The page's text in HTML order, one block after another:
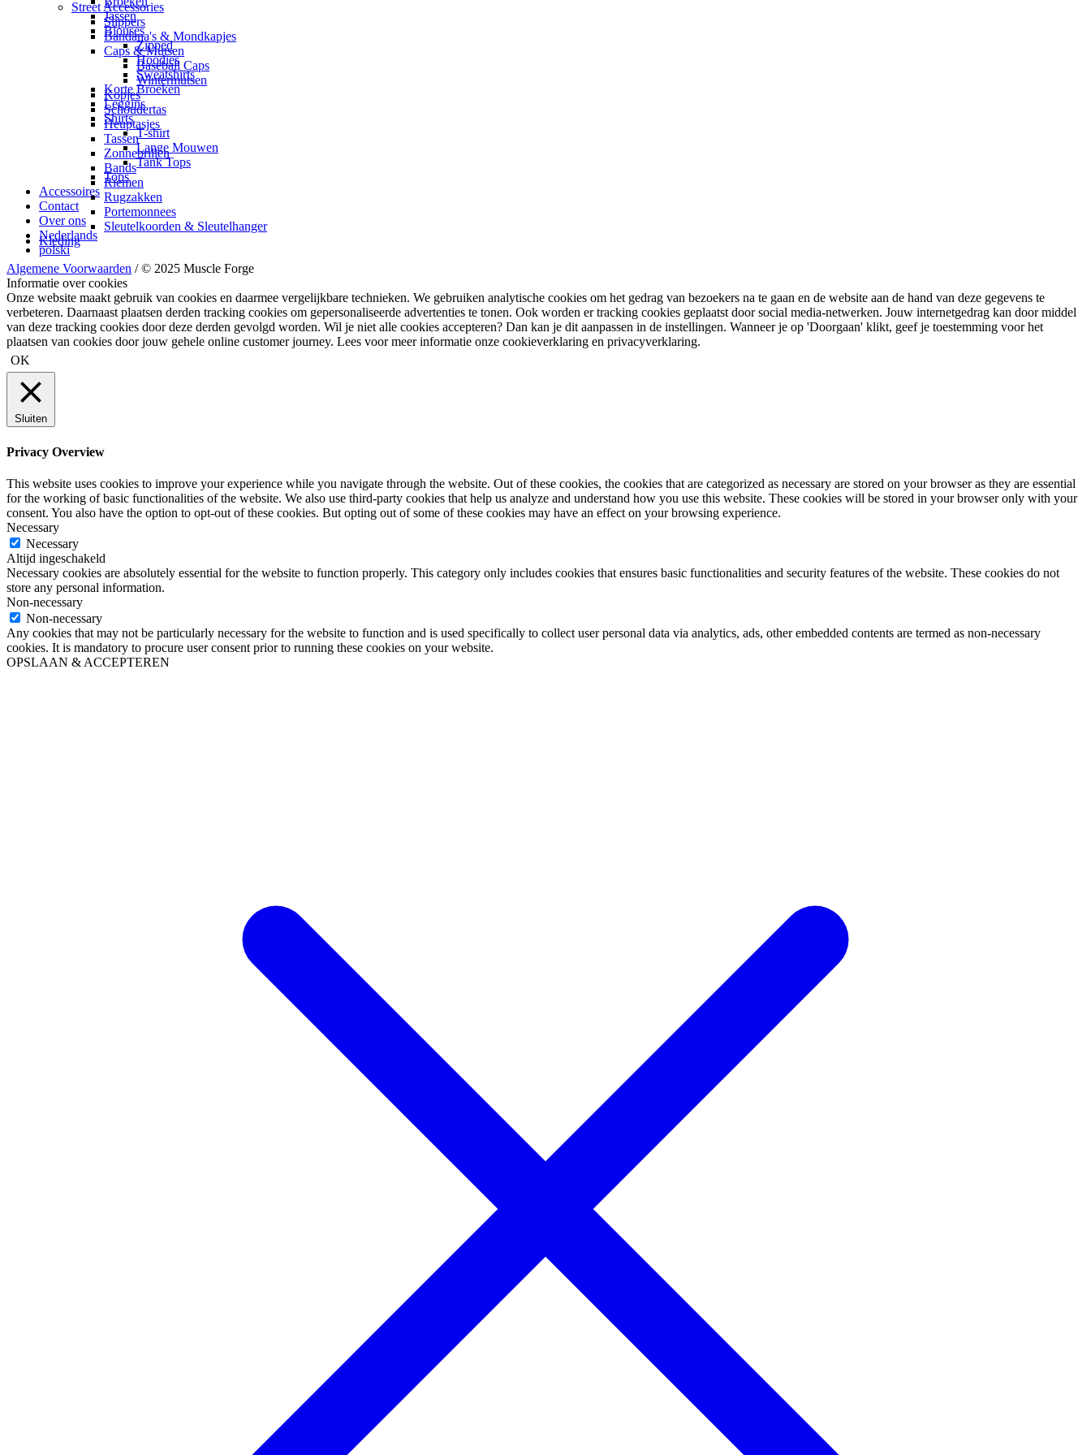
Jassen
Blouses
Zipped
Hoodies
Sweatshirts
Korte Broeken
Leggins
Shirts
T-shirt
Lange Mouwen
Tank Tops
Tops
Accessoires
Contact
Over ons
Nederlands
polski
Street Accessories
Slippers
Bandana's & Mondkapjes
Caps & Mutsen
Baseball Caps
Wintermutsen
Kopjes
Schoudertas
Heuptasjes
Tassen
Zonnebrillen
Bands
Riemen
Rugzakken
Portemonnees
Sleutelkoorden & Sleutelhanger
Kleding
Algemene Voorwaarden / © 2025 Muscle Forge
Informatie over cookies
Onze website maakt gebruik van cookies en daarmee vergelijkbare technieken. We gebruiken analytische cookies om het gedrag van bezoekers na te gaan en de website aan de hand van deze gegevens te
verbeteren. Daarnaast plaatsen derden tracking cookies om gepersonaliseerde advertenties te tonen. Ook worden er tracking cookies geplaatst door social media-netwerken. Jouw internetgedrag kan door middel
van deze tracking cookies door deze derden gevolgd worden. Wil je niet alle cookies accepteren? Dan kan je dit aanpassen in de instellingen. Wanneer je op 'Doorgaan' klikt, geef je toestemming voor het
plaatsen van cookies door jouw gehele online customer journey. Lees voor meer informatie onze cookieverklaring en privacyverklaring.
OK
Sluiten
Privacy Overview
This website uses cookies to improve your experience while you navigate through the website. Out of these cookies, the cookies that are categorized as necessary are stored on your browser as they are essential
for the working of basic functionalities of the website. We also use third-party cookies that help us analyze and understand how you use this website. These cookies will be stored in your browser only with your
consent. You also have the option to opt-out of these cookies. But opting out of some of these cookies may have an effect on your browsing experience.
Necessary
Necessary
Altijd ingeschakeld
Necessary cookies are absolutely essential for the website to function properly. This category only includes cookies that ensures basic functionalities and security features of the website. These cookies do not
store any personal information.
Non-necessary
Non-necessary
Any cookies that may not be particularly necessary for the website to function and is used specifically to collect user personal data via analytics, ads, other embedded contents are termed as non-necessary
cookies. It is mandatory to procure user consent prior to running these cookies on your website.
OPSLAAN & ACCEPTEREN